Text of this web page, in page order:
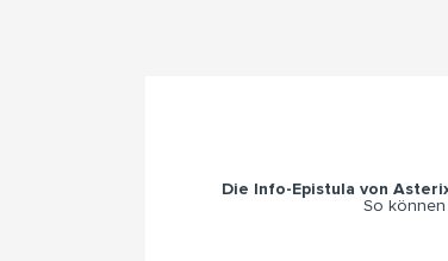
Die Info-Epistula von
So können